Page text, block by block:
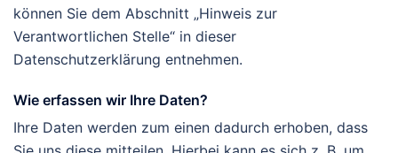
können Sie dem Abschnitt „Hinweis zur
Verantwortlichen Stelle“ in dieser
Datenschutzerklärung entnehmen.
Wie erfassen wir Ihre Daten?
Ihre Daten werden zum einen dadurch erhoben, dass